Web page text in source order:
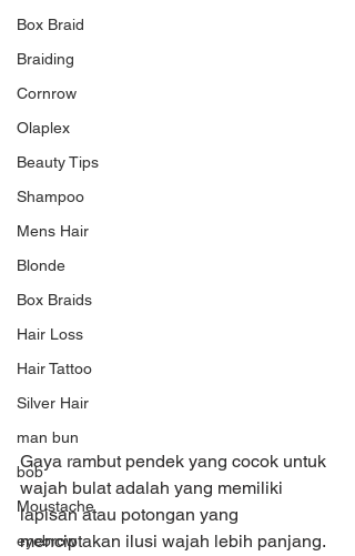
Box Braid
Braiding
Cornrow
Olaplex
Beauty Tips
Shampoo
Mens Hair
Blonde
Box Braids
Hair Loss
Hair Tattoo
Silver Hair
man bun
bob
Moustache
eyebrow
Gaya rambut pendek yang cocok untuk
wajah bulat adalah yang memiliki
lapisan atau potongan yang
menciptakan ilusi wajah lebih panjang.